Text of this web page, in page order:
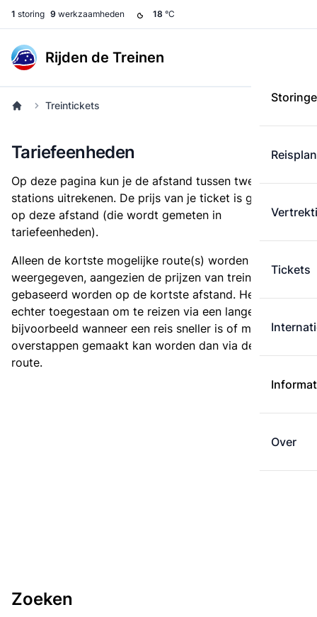
1 storing 9 werkzaamheden 18 °C
Rijden de Treinen
Tickets
Over
Treintickets
Tariefeenheden
Op deze pagina kun je de afstand tussen twee
stations uitrekenen. De prijs van je ticket is gebaseerd
op deze afstand (die wordt gemeten in
tariefeenheden).
Alleen de kortste mogelijke route(s) worden
weergegeven, aangezien de prijzen van treintickets
gebaseerd worden op de kortste afstand. Het is
echter toegestaan om te reizen via een langere route,
bijvoorbeeld wanneer een reis sneller is of met minder
overstappen gemaakt kan worden dan via de kortste
route.
Zoeken